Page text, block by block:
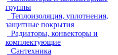
группы
Теплоизоляция, уплотнения,
защитные покрытия
Радиаторы, конвекторы и
комплектующие
Сантехника